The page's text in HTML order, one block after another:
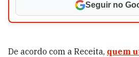
Seguir no
De acordo com a Receita, quem